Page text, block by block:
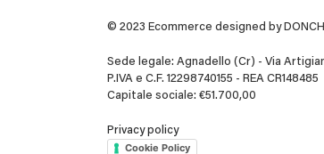
© 2023 Ecommerce designed by
Sede legale: Agnadello (Cr) - Via
P.IVA e C.F. 12298740155 - REA CR148485
Capitale sociale: €51.700,00
Privacy policy
Cookie Policy